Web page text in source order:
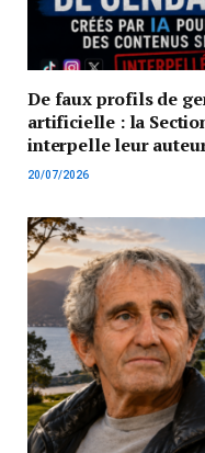
De faux profils de
artificielle : la
interpelle leur
20/07/2026